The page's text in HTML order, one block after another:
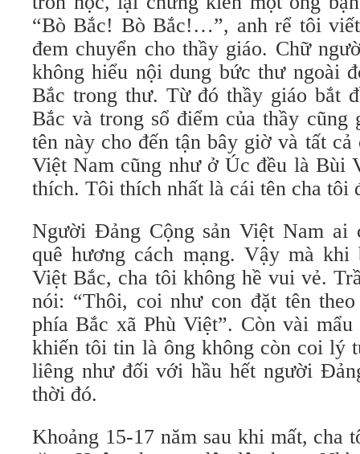
“Bò Bắc! Bò Bắc!…”, anh rể tôi
đem chuyển cho thầy giáo. Chữ
không hiểu nội dung bức thư ngoài
Bắc trong thư. Từ đó thầy giáo bắt
Bắc và trong sổ điểm của thầy cũng
tên này cho đến tận bây giờ và tất
Việt Nam cũng như ở Úc đều là Bùi
thích. Tôi thích nhất là cái tên cha tôi
Người Đảng Cộng sản Việt Nam ai
quê hương cách mạng. Vậy mà
Việt Bắc, cha tôi không hề vui vẻ.
nói: “Thôi, coi như con đặt tên
phía Bắc xã Phù Việt”. Còn vài
khiến tôi tin là ông không còn coi lý
liêng như đối với hầu hết người
thời đó.
Khoảng 15-17 năm sau khi mất, cha